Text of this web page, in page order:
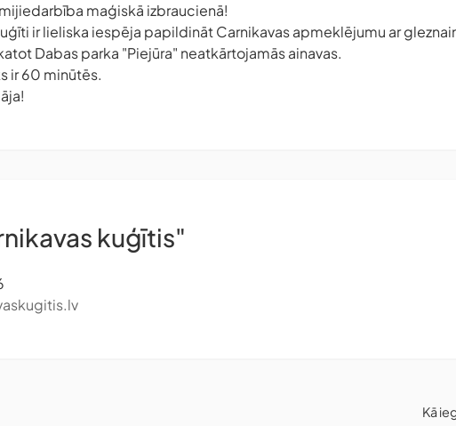
maģiskā izbraucienā!
ir lieliska iespēja papildināt Carnikavas apmeklējumu ar
Dabas parka "Piejūra" neatkārtojamās ainavas.
ir 60 minūtēs.
kuģītis"
Kā